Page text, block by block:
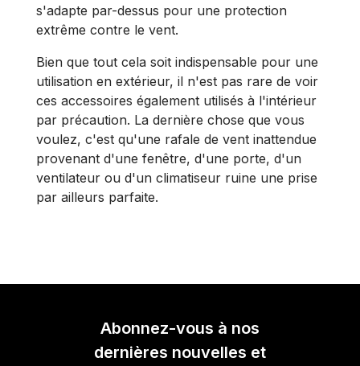
s'adapte par-dessus pour une protection
extrême contre le vent.
Bien que tout cela soit indispensable pour une
utilisation en extérieur, il n'est pas rare de voir
ces accessoires également utilisés à l'intérieur
par précaution. La dernière chose que vous
voulez, c'est qu'une rafale de vent inattendue
provenant d'une fenêtre, d'une porte, d'un
ventilateur ou d'un climatiseur ruine une prise
par ailleurs parfaite.
Abonnez-vous à nos
dernières nouvelles et